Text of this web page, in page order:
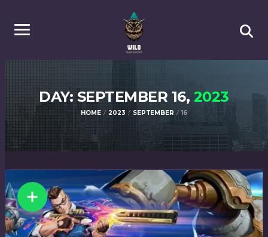
DAY: SEPTEMBER 16, 2023
HOME 2023 SEPTEMBER 16